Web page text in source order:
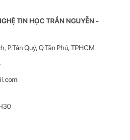
TIN HỌCTRẦN NGUYỄN-
P.Tân Quý, Q.Tân Phú, TPHCM